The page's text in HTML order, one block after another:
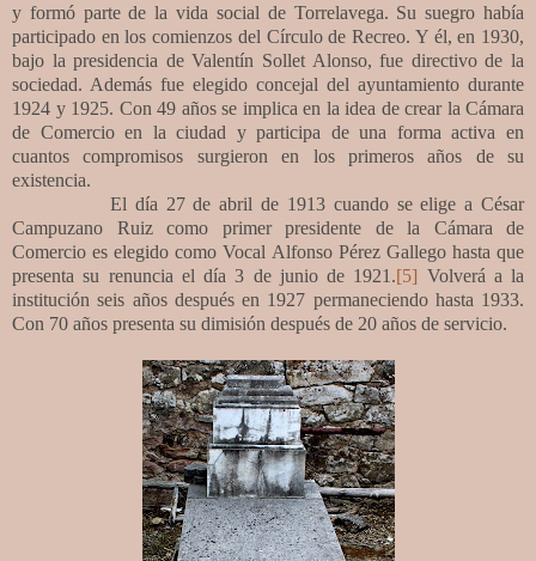
y formó parte de la vida social de Torrelavega. Su suegro había
participado en los comienzos del Círculo de Recreo. Y él, en 1930,
bajo la presidencia de Valentín Sollet Alonso, fue directivo de la
sociedad. Además fue elegido concejal del ayuntamiento durante
1924 y 1925. Con 49 años se implica en la idea de crear la Cámara
de Comercio en la ciudad y participa de una forma activa en
cuantos compromisos surgieron en los primeros años de su
existencia.
El día 27 de abril de 1913 cuando se elige a César
Campuzano Ruiz como primer presidente de la Cámara de
Comercio es elegido como Vocal Alfonso Pérez Gallego hasta que
presenta su renuncia el día 3 de junio de 1921.[5] Volverá a la
institución seis años después en 1927 permaneciendo hasta 1933.
Con 70 años presenta su dimisión después de 20 años de servicio.